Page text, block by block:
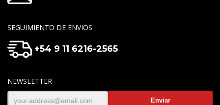
SEGUIMIENTO DE ENVIOS
+54 9 11 6216-2565
NEWSLETTER